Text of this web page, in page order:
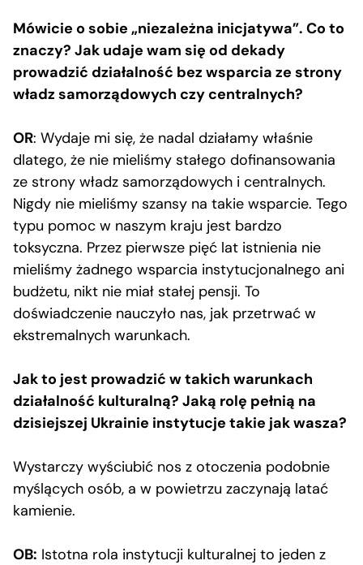
Mówicie o sobie „niezależna inicjatywa”. Co to
znaczy? Jak udaje wam się od dekady
prowadzić działalność bez wsparcia ze strony
władz samorządowych czy centralnych?
OR: Wydaje mi się, że nadal działamy właśnie
dlatego, że nie mieliśmy stałego dofinansowania
ze strony władz samorządowych i centralnych.
Nigdy nie mieliśmy szansy na takie wsparcie. Tego
typu pomoc w naszym kraju jest bardzo
toksyczna. Przez pierwsze pięć lat istnienia nie
mieliśmy żadnego wsparcia instytucjonalnego ani
budżetu, nikt nie miał stałej pensji. To
doświadczenie nauczyło nas, jak przetrwać w
ekstremalnych warunkach.
Jak to jest prowadzić w takich warunkach
działalność kulturalną? Jaką rolę pełnią na
dzisiejszej Ukrainie instytucje takie jak wasza?
Wystarczy wyściubić nos z otoczenia podobnie
myślących osób, a w powietrzu zaczynają latać
kamienie.
OB: Istotna rola instytucji kulturalnej to jeden z